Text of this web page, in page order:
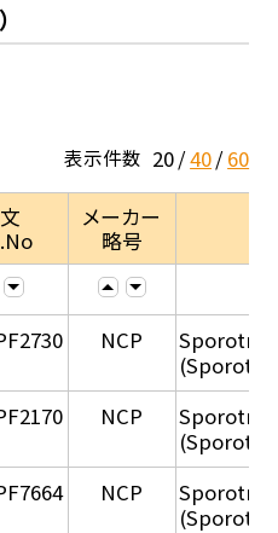
表示件数 20 40 60
メーカー
略号
NCP
NCP
NCP